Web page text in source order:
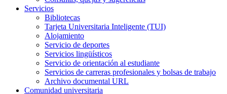
Servicios
Bibliotecas
Tarjeta Universitaria Inteligente (TUI)
Alojamiento
Servicio de deportes
Servicios lingüísticos
Servicio de orientación al estudiante
Servicios de carreras profesionales y bolsas de trabajo
Archivo documental URL
Comunidad universitaria